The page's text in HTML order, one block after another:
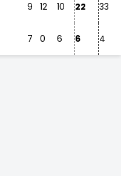
9 12 10 22 33
7 0 6 6 4